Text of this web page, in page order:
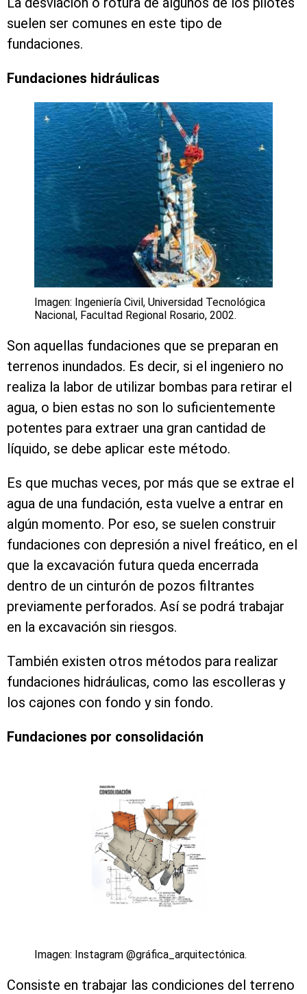
suelen ser comunes en este tipo de
fundaciones.
Fundaciones hidráulicas
Imagen: Ingeniería Civil, Universidad Tecnológica
Nacional, Facultad Regional Rosario, 2002.
Son aquellas fundaciones que se preparan en
terrenos inundados. Es decir, si el ingeniero no
realiza la labor de utilizar bombas para retirar el
agua, o bien estas no son lo suficientemente
potentes para extraer una gran cantidad de
líquido, se debe aplicar este método.
Es que muchas veces, por más que se extrae el
agua de una fundación, esta vuelve a entrar en
algún momento. Por eso, se suelen construir
fundaciones con depresión a nivel freático, en el
que la excavación futura queda encerrada
dentro de un cinturón de pozos filtrantes
previamente perforados. Así se podrá trabajar
en la excavación sin riesgos.
También existen otros métodos para realizar
fundaciones hidráulicas, como las escolleras y
los cajones con fondo y sin fondo.
Fundaciones por consolidación
Imagen: Instagram @gráfica_arquitectónica.
Consiste en trabajar las condiciones del terreno